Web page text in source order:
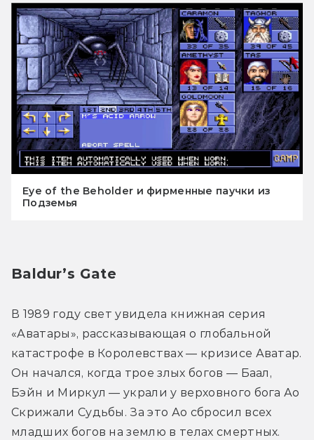
Eye of the Beholder и фирменные паучки из
Подземья
Baldur’s Gate
В 1989 году свет увидела книжная серия
«Аватары», рассказывающая о глобальной
катастрофе в Королевствах — кризисе Аватар.
Он начался, когда трое злых богов — Баал,
Бэйн и Миркул — украли у верховного бога Ао
Скрижали Судьбы. За это Ао сбросил всех
младших богов на землю в телах смертных.